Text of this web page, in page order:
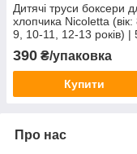
Дитячі труси боксери
хлопчика Nicoletta (вік:
9, 10-11, 12-13 років) |
390 ₴/упаковка
Купити
Про нас